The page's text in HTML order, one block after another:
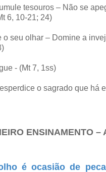
tesouros – Não se
6, 10-21; 24)
o seu olhar – Domine a
- (Mt 7, 1ss)
o sagrado que há
ENSINAMENTO
é ocasião de